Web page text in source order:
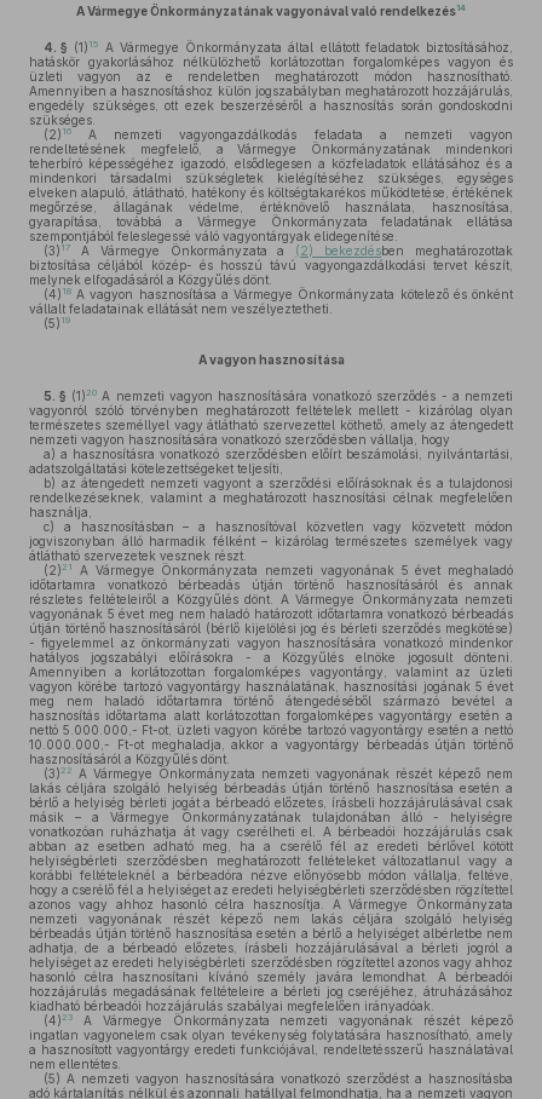
AVármegye Önkormányzatánakvagyonával való rendelkezés14
4. § (1) 15
A Vármegye Önkormányzata által ellátott feladatok biztosításához,
hatáskör gyakorlásához nélkülözhető korlátozottan forgalomképes vagyon és
üzleti vagyon az e rendeletben meghatározott módon hasznosítható.
Amennyiben a hasznosításhoz külön jogszabályban meghatározott hozzájárulás,
engedély szükséges, ott ezek beszerzéséről a hasznosítás során gondoskodni
szükséges.
(2) 16
A nemzeti vagyongazdálkodás feladata a nemzeti vagyon
rendeltetésének megfelelő, a Vármegye Önkormányzatának mindenkori
teherbíró képességéhez igazodó, elsődlegesen a közfeladatok ellátásához és a
mindenkori társadalmi szükségletek kielégítéséhez szükséges, egységes
elveken alapuló, átlátható, hatékony és költségtakarékos működtetése, értékének
megőrzése, állagának védelme, értéknövelő használata, hasznosítása,
gyarapítása, továbbá a Vármegye Önkormányzata feladatának ellátása
szempontjából feleslegessé váló vagyontárgyak elidegenítése.
(3) 17 A Vármegye Önkormányzata a (2) bekezdésben meghatározottak
biztosítása céljából közép- és hosszú távú vagyongazdálkodási tervet készít,
melynek elfogadásáról a Közgyűlés dönt.
(4) 18 A vagyon hasznosítása a Vármegye Önkormányzata kötelező és önként
vállalt feladatainak ellátását nem veszélyeztetheti.
(5) 19
A vagyon hasznosítása
5. § (1) 20 A nemzeti vagyon hasznosítására vonatkozó szerződés - a nemzeti
vagyonról szóló törvényben meghatározott feltételek mellett - kizárólag olyan
természetes személlyel vagy átlátható szervezettel köthető, amely az átengedett
nemzeti vagyon hasznosítására vonatkozó szerződésben vállalja, hogy
a) a hasznosításra vonatkozó szerződésben előírt beszámolási, nyilvántartási,
adatszolgáltatási kötelezettségeket teljesíti,
b) az átengedett nemzeti vagyont a szerződési előírásoknak és a tulajdonosi
rendelkezéseknek, valamint a meghatározott hasznosítási célnak megfelelően
használja,
c) a hasznosításban – a hasznosítóval közvetlen vagy közvetett módon
jogviszonyban álló harmadik félként – kizárólag természetes személyek vagy
átlátható szervezetek vesznek részt.
(2) 21
A Vármegye Önkormányzata nemzeti vagyonának 5 évet meghaladó
időtartamra vonatkozó bérbeadás útján történő hasznosításáról és annak
részletes feltételeiről a Közgyűlés dönt. A Vármegye Önkormányzata nemzeti
vagyonának 5 évet meg nem haladó határozott időtartamra vonatkozó bérbeadás
útján történő hasznosításáról (bérlő kijelölési jog és bérleti szerződés megkötése)
- figyelemmel az önkormányzati vagyon hasznosítására vonatkozó mindenkor
hatályos jogszabályi előírásokra - a Közgyűlés elnöke jogosult dönteni.
Amennyiben a korlátozottan forgalomképes vagyontárgy, valamint az üzleti
vagyon körébe tartozó vagyontárgy használatának, hasznosítási jogának 5 évet
meg nem haladó időtartamra történő átengedéséből származó bevétel a
hasznosítás időtartama alatt korlátozottan forgalomképes vagyontárgy esetén a
nettó 5.000.000,- Ft-ot, üzleti vagyon körébe tartozó vagyontárgy esetén a nettó
10.000.000,- Ft-ot meghaladja, akkor a vagyontárgy bérbeadás útján történő
hasznosításáról a Közgyűlés dönt.
(3) 22
A Vármegye Önkormányzata nemzeti vagyonának részét képező nem
lakás céljára szolgáló helyiség bérbeadás útján történő hasznosítása esetén a
bérlő a helyiség bérleti jogát a bérbeadó előzetes, írásbeli hozzájárulásával csak
másik – a Vármegye Önkormányzatának tulajdonában álló - helyiségre
vonatkozóan ruházhatja át vagy cserélheti el. A bérbeadói hozzájárulás csak
abban az esetben adható meg, ha a cserélő fél az eredeti bérlővel kötött
helyiségbérleti szerződésben meghatározott feltételeket változatlanul vagy a
korábbi feltételeknél a bérbeadóra nézve előnyösebb módon vállalja, feltéve,
hogy a cserélő fél a helyiséget az eredeti helyiségbérleti szerződésben rögzítettel
azonos vagy ahhoz hasonló célra hasznosítja. A Vármegye Önkormányzata
nemzeti vagyonának részét képező nem lakás céljára szolgáló helyiség
bérbeadás útján történő hasznosítása esetén a bérlő a helyiséget albérletbe nem
adhatja, de a bérbeadó előzetes, írásbeli hozzájárulásával a bérleti jogról a
helyiséget az eredeti helyiségbérleti szerződésben rögzítettel azonos vagy ahhoz
hasonló célra hasznosítani kívánó személy javára lemondhat. A bérbeadói
hozzájárulás megadásának feltételeire a bérleti jog cseréjéhez, átruházásához
kiadható bérbeadói hozzájárulás szabályai megfelelően irányadóak.
(4) 23
A Vármegye Önkormányzata nemzeti vagyonának részét képező
ingatlan vagyonelem csak olyan tevékenység folytatására hasznosítható, amely
a hasznosított vagyontárgy eredeti funkciójával, rendeltetésszerű használatával
nem ellentétes.
(5) A nemzeti vagyon hasznosítására vonatkozó szerződést a hasznosításba
adó kártalanítás nélkül és azonnali hatállyal felmondhatja, ha a nemzeti vagyon